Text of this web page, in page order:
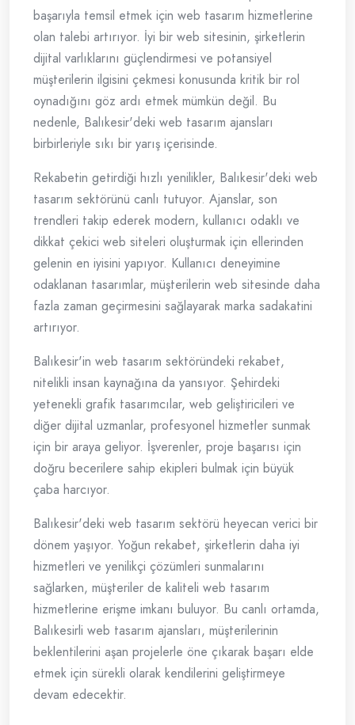
başarıyla temsil etmek için web tasarım hizmetlerine
olan talebi artırıyor. İyi bir web sitesinin, şirketlerin
dijital varlıklarını güçlendirmesi ve potansiyel
müşterilerin ilgisini çekmesi konusunda kritik bir rol
oynadığını göz ardı etmek mümkün değil. Bu
nedenle, Balıkesir'deki web tasarım ajansları
birbirleriyle sıkı bir yarış içerisinde.
Rekabetin getirdiği hızlı yenilikler, Balıkesir'deki web
tasarım sektörünü canlı tutuyor. Ajanslar, son
trendleri takip ederek modern, kullanıcı odaklı ve
dikkat çekici web siteleri oluşturmak için ellerinden
gelenin en iyisini yapıyor. Kullanıcı deneyimine
odaklanan tasarımlar, müşterilerin web sitesinde daha
fazla zaman geçirmesini sağlayarak marka sadakatini
artırıyor.
Balıkesir'in web tasarım sektöründeki rekabet,
nitelikli insan kaynağına da yansıyor. Şehirdeki
yetenekli grafik tasarımcılar, web geliştiricileri ve
diğer dijital uzmanlar, profesyonel hizmetler sunmak
için bir araya geliyor. İşverenler, proje başarısı için
doğru becerilere sahip ekipleri bulmak için büyük
çaba harcıyor.
Balıkesir'deki web tasarım sektörü heyecan verici bir
dönem yaşıyor. Yoğun rekabet, şirketlerin daha iyi
hizmetleri ve yenilikçi çözümleri sunmalarını
sağlarken, müşteriler de kaliteli web tasarım
hizmetlerine erişme imkanı buluyor. Bu canlı ortamda,
Balıkesirli web tasarım ajansları, müşterilerinin
beklentilerini aşan projelerle öne çıkarak başarı elde
etmek için sürekli olarak kendilerini geliştirmeye
devam edecektir.